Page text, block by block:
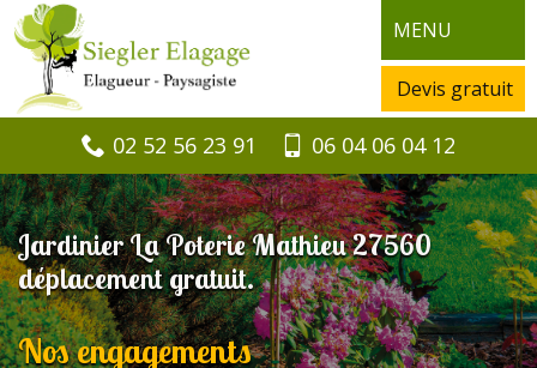
MENU
Devis gratuit
02 52 56 23 91 06 04 06 04 12
Jardinier La Poterie Mathieu 27560
déplacement gratuit.
Nos engagements